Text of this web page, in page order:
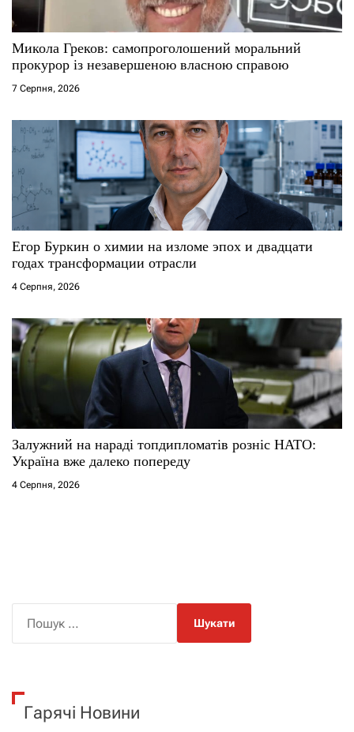
Микола Греков: самопроголошений моральний
прокурор із незавершеною власною справою
7 Серпня, 2026
Егор Буркин о химии на изломе эпох и двадцати
годах трансформации отрасли
4 Серпня, 2026
Залужний на нараді топдипломатів розніс НАТО:
Україна вже далеко попереду
4 Серпня, 2026
к
Гарячі Новини